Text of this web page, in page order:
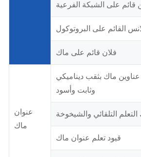
قائم على الشبكة الفرعية
القائم على البروتوكول
فلان قائم على ماك
عنوان
ماك
عناوين ماك بثقب ديناميكي
وثابت وأسود
التلقائي والشيخوخة
قيود تعلم عنوان ماك